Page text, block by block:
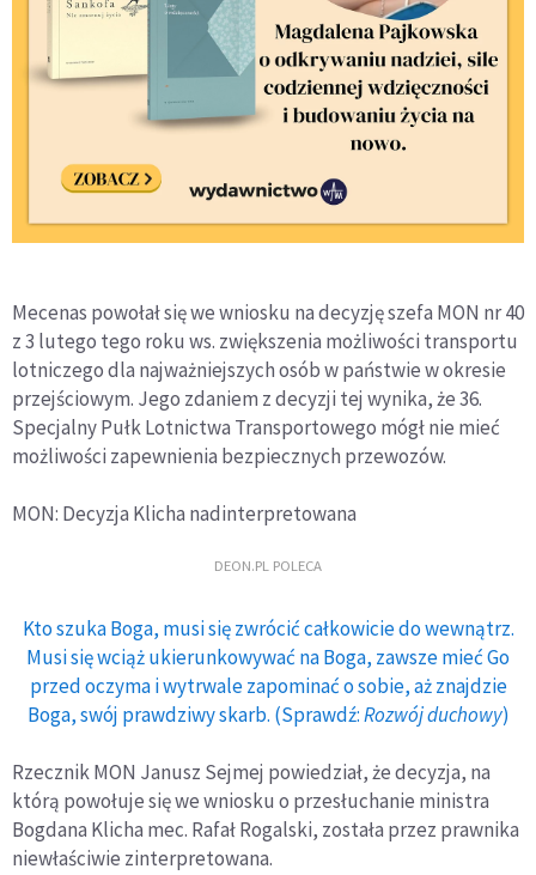
Mecenas powołał się we wniosku na decyzję szefa MON nr 40
z 3 lutego tego roku ws. zwiększenia możliwości transportu
lotniczego dla najważniejszych osób w państwie w okresie
przejściowym. Jego zdaniem z decyzji tej wynika, że 36.
Specjalny Pułk Lotnictwa Transportowego mógł nie mieć
możliwości zapewnienia bezpiecznych przewozów.
MON: Decyzja Klicha nadinterpretowana
DEON.PL POLECA
Kto szuka Boga, musi się zwrócić całkowicie do wewnątrz.
Musi się wciąż ukierunkowywać na Boga, zawsze mieć Go
przed oczyma i wytrwale zapominać o sobie, aż znajdzie
Boga, swój prawdziwy skarb. (Sprawdź:Rozwój duchowy)
Rzecznik MON Janusz Sejmej powiedział, że decyzja, na
którą powołuje się we wniosku o przesłuchanie ministra
Bogdana Klicha mec. Rafał Rogalski, została przez prawnika
niewłaściwie zinterpretowana.